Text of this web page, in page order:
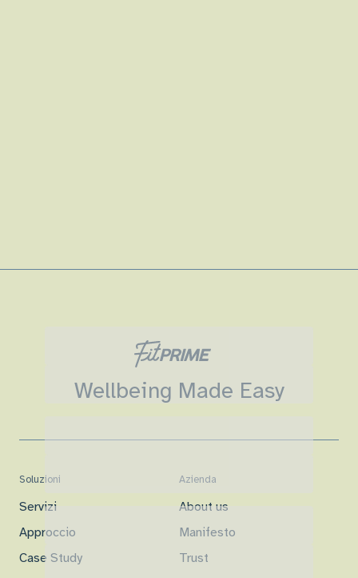
Wellbeing Made Easy
Soluzioni
Servizi
Approccio
Case Study
Azienda
About us
Manifesto
Trust